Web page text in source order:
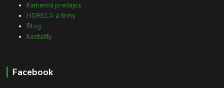
Kamenná predajna
HORECA a firmy
Blog
Kontakty
Facebook